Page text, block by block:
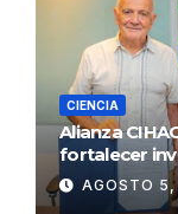
CIENCIA
Alianza
fortalecer
AGOSTO